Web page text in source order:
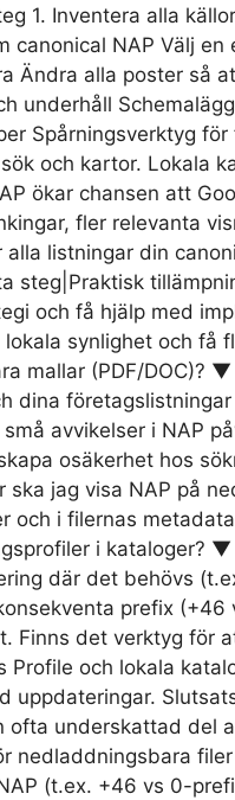
1. Inventera alla
NAP Välj
Ändra alla poster så
underhåll
Spårningsverktyg
och kartor. Lokala
ökar chansen att
fler relevanta
listningar din
steg|Praktisk
och få hjälp med
synlighet och få
mallar (PDF/DOC)?
avvikelser i NAP
osäkerhet hos
jag visa NAP på
i filernas
i kataloger?
där det behövs
prefix
det verktyg för
och lokala
uppdateringar.
underskattad del
(t.ex. +46 vs 0-